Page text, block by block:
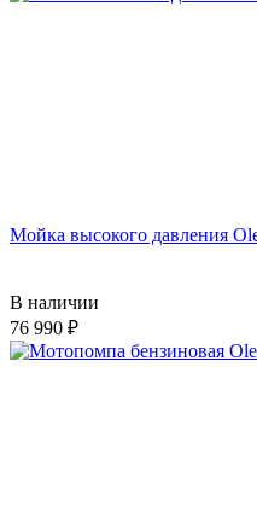
Мойка высокого давления
В наличии
76 990